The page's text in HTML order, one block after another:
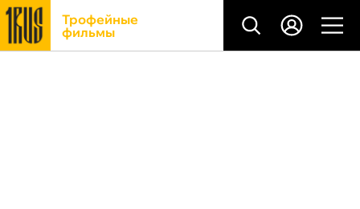
Трофейные
фильмы